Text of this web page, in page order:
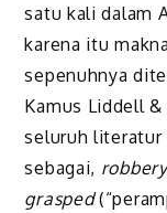
satu kali dalam
karena itu
sepenuhnya
Kamus Liddell
seluruh literatur
sebagai, robbery
grasped